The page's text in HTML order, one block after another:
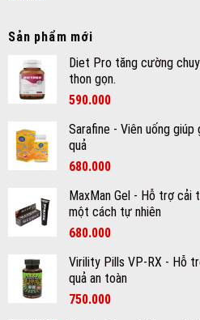
Sản phẩm mới
Diet Pro tăng cường
thon gọn.
590.000
Sarafine - Viên uống giúp
quả
Giá
là:
880.000 ₫.
680.000
tại
là:
MaxMan Gel - Hỗ trợ
một cách tự nhiên
680.000
Virility Pills VP-RX - Hỗ
quả an toàn
750.000